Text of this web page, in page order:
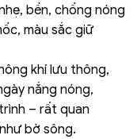
bền, chống nóng
màu sắc giữ
khí lưu thông,
nắng nóng,
– rất quan
bờ sông.